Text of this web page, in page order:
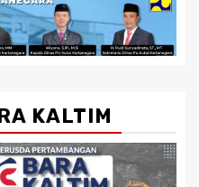
KALTIM